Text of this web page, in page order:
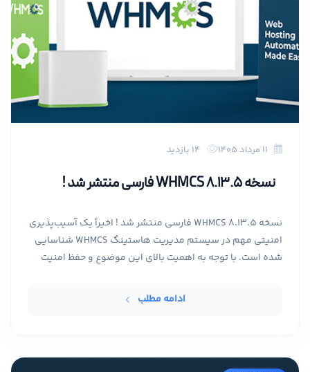
نسخه WHMCS 8.13.5 فارسی منتشر شد !
نسخه WHMCS 8.13.5 فارسی منتشر شد ! اخیراً یک آسیب‌پذیری
امنیتی مهم در سیستم مدیریت هاستینگ WHMCS شناسایی
شده است. با توجه به اهمیت بالای این موضوع و حفظ امنیت
بروزرسانی سیستم کاملاً الزامی است.
ادامه مطلب